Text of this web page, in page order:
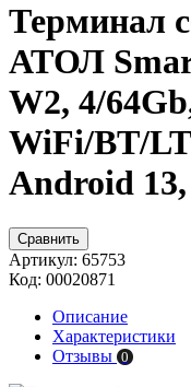
Терминал
АТОЛ
W2, 4/
WiFi/BT/
Android
Сравнить
Артикул: 65753
Код: 00020871
Описание
Характеристики
Отзывы 0